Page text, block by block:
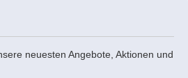
neuesten Angebote, Aktionen und